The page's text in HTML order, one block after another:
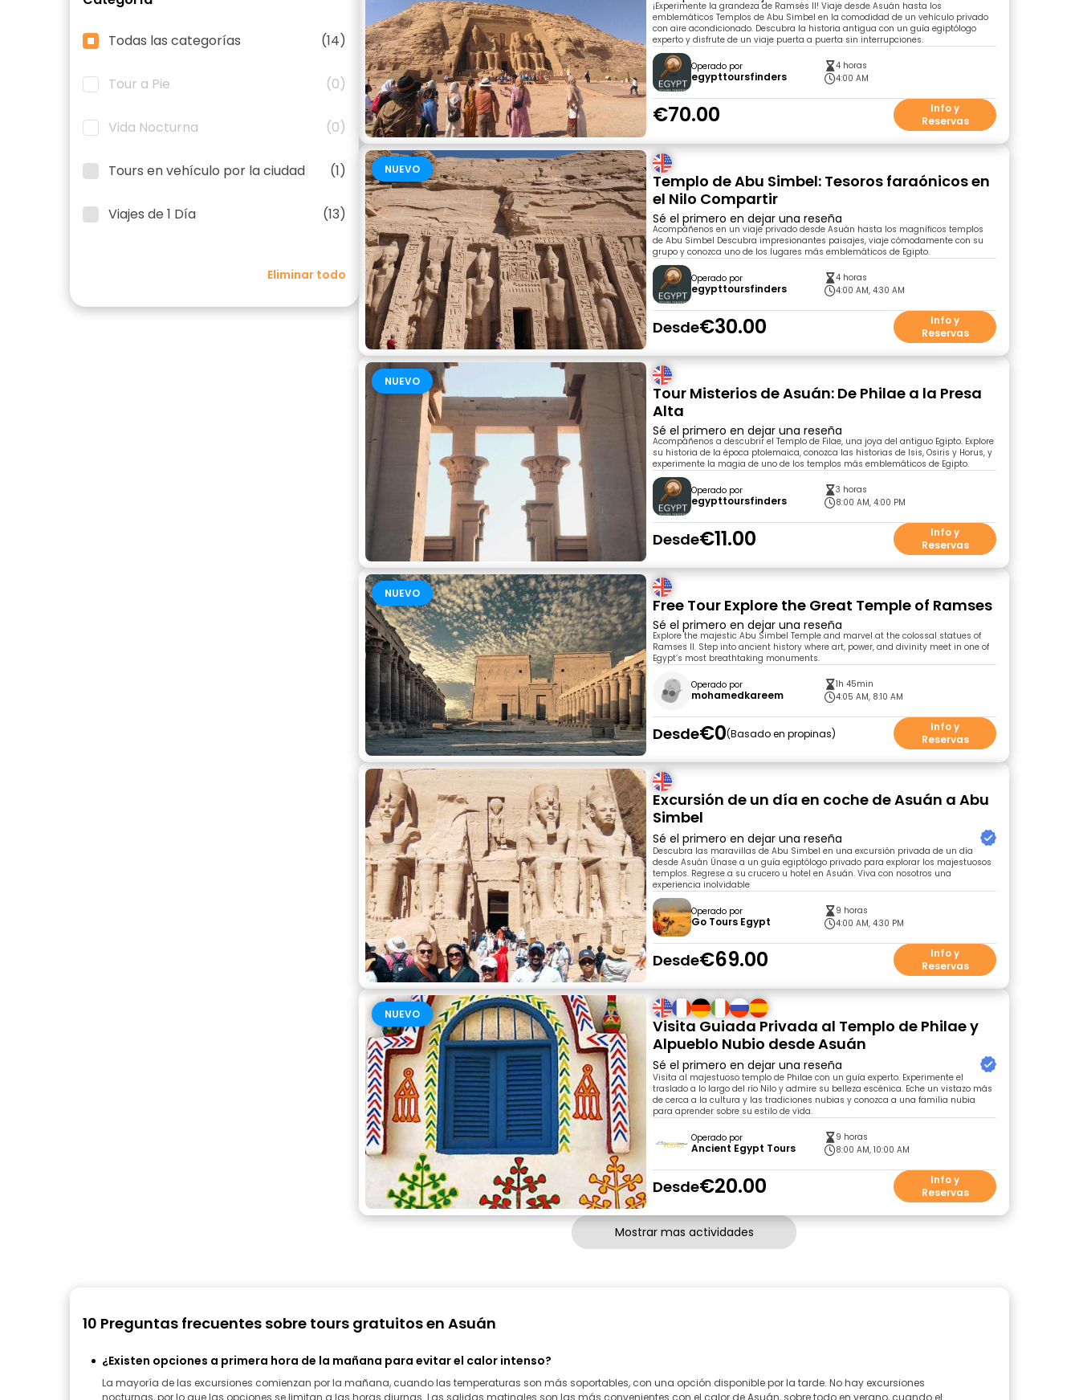
Todas las categorías (14)
Tour a Pie (0)
Vida Nocturna (0)
Tours en vehículo por la ciudad (1)
Viajes de 1 Día (13)
Eliminar todo
¡Experimente la grandeza de Ramsés II! Viaje desde Asuán hasta los
emblemáticos Templos de Abu Simbel en la comodidad de un vehículo privado
con aire acondicionado. Descubra la historia antigua con un guía egiptólogo
experto y disfrute de un viaje puerta a puerta sin interrupciones.
Operado por
egypttoursfinders
4 horas
4:00 AM
€70.00
Info y
Reservas
NUEVO
Templo de Abu Simbel: Tesoros faraónicos en
el Nilo Compartir
Sé el primero en dejar una reseña
Acompáñenos en un viaje privado desde Asuán hasta los magníficos templos
de Abu Simbel Descubra impresionantes paisajes, viaje cómodamente con su
grupo y conozca uno de los lugares más emblemáticos de Egipto.
Operado por
egypttoursfinders
4 horas
4:00 AM, 4:30 AM
Desde€30.00
Info y
Reservas
NUEVO
Tour Misterios de Asuán: De Philae a la Presa
Alta
Sé el primero en dejar una reseña
Acompáñenos a descubrir el Templo de Filae, una joya del antiguo Egipto. Explore
su historia de la época ptolemaica, conozca las historias de Isis, Osiris y Horus, y
experimente la magia de uno de los templos más emblemáticos de Egipto.
Operado por
egypttoursfinders
3 horas
8:00 AM, 4:00 PM
Desde€11.00
Info y
Reservas
NUEVO
Free Tour Explore the Great Temple of Ramses
Sé el primero en dejar una reseña
Explore the majestic Abu Simbel Temple and marvel at the colossal statues of
Ramses II. Step into ancient history where art, power, and divinity meet in one of
Egypt’s most breathtaking monuments.
Operado por
mohamedkareem
1h 45min
4:05 AM, 8:10 AM
Desde€0 Basado en propinas
Info y
Reservas
Excursión de un día en coche de Asuán a Abu
Simbel
Sé el primero en dejar una reseña
Descubra las maravillas de Abu Simbel en una excursión privada de un día
desde Asuán Únase a un guía egiptólogo privado para explorar los majestuosos
templos. Regrese a su crucero u hotel en Asuán. Viva con nosotros una
experiencia inolvidable
Operado por
Go Tours Egypt
9 horas
4:00 AM, 4:30 PM
Desde€69.00
Info y
Reservas
NUEVO
Visita Guiada Privada al Templo de Philae y
Alpueblo Nubio desde Asuán
Sé el primero en dejar una reseña
Visita al majestuoso templo de Philae con un guía experto. Experimente el
traslado a lo largo del río Nilo y admire su belleza escénica. Eche un vistazo más
de cerca a la cultura y las tradiciones nubias y conozca a una familia nubia
para aprender sobre su estilo de vida.
Operado por
Ancient Egypt Tours
9 horas
8:00 AM, 10:00 AM
Desde€20.00
Info y
Reservas
Mostrar mas actividades
10 Preguntas frecuentes sobre tours gratuitos en Asuán
¿Existen opciones a primera hora de la mañana para evitar el calor intenso?
La mayoría de las excursiones comienzan por la mañana, cuando las temperaturas son más soportables, con una opción disponible por la tarde. No hay excursiones
nocturnas, por lo que las opciones se limitan a las horas diurnas. Las salidas matinales son las más convenientes con el calor de Asuán, sobre todo en verano, cuando el